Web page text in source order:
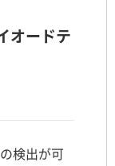
オードテ
検出が可